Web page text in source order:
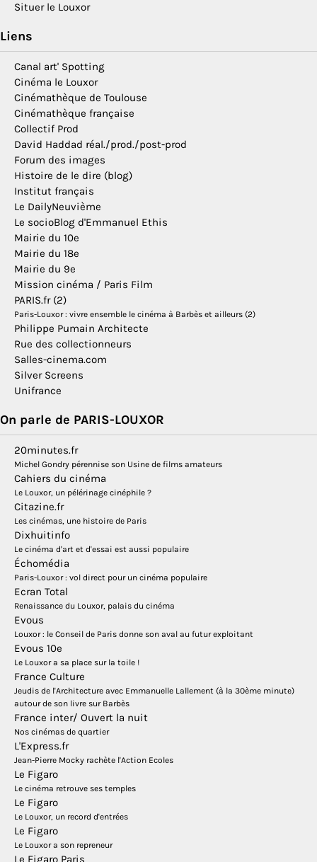
Situer le Louxor
Liens
Canal art' Spotting
Cinéma le Louxor
Cinémathèque de Toulouse
Cinémathèque française
Collectif Prod
David Haddad réal./prod./post-prod
Forum des images
Histoire de le dire (blog)
Institut français
Le DailyNeuvième
Le socioBlog d'Emmanuel Ethis
Mairie du 10e
Mairie du 18e
Mairie du 9e
Mission cinéma / Paris Film
PARIS.fr (2)
Paris-Louxor : vivre ensemble le cinéma à Barbès et ailleurs (2)
Philippe Pumain Architecte
Rue des collectionneurs
Salles-cinema.com
Silver Screens
Unifrance
On parle de PARIS-LOUXOR
20minutes.fr
Michel Gondry pérennise son Usine de films amateurs
Cahiers du cinéma
Le Louxor, un pélérinage cinéphile ?
Citazine.fr
Les cinémas, une histoire de Paris
Dixhuitinfo
Le cinéma d'art et d'essai est aussi populaire
Échomédia
Paris-Louxor : vol direct pour un cinéma populaire
Ecran Total
Renaissance du Louxor, palais du cinéma
Evous
Louxor : le Conseil de Paris donne son aval au futur exploitant
Evous 10e
Le Louxor a sa place sur la toile !
France Culture
Jeudis de l'Architecture avec Emmanuelle Lallement (à la 30ème minute)
autour de son livre sur Barbès
France inter/ Ouvert la nuit
Nos cinémas de quartier
L'Express.fr
Jean-Pierre Mocky rachète l'Action Ecoles
Le Figaro
Le cinéma retrouve ses temples
Le Figaro
Le Louxor, un record d'entrées
Le Figaro
Le Louxor a son repreneur
Le Figaro Paris